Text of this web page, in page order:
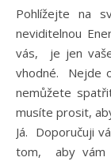
Pohlížejte na svou „JÁ JSEM PŘÍTOMNOST“ jako na
neviditelnou
vás, je jen
vhodné. Nejde
nemůžete
musíte prosit,
Já. Doporučuji
tom, aby vám